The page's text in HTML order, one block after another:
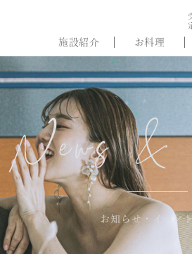
施設紹介 お料理
News &
お知らせ・イベン